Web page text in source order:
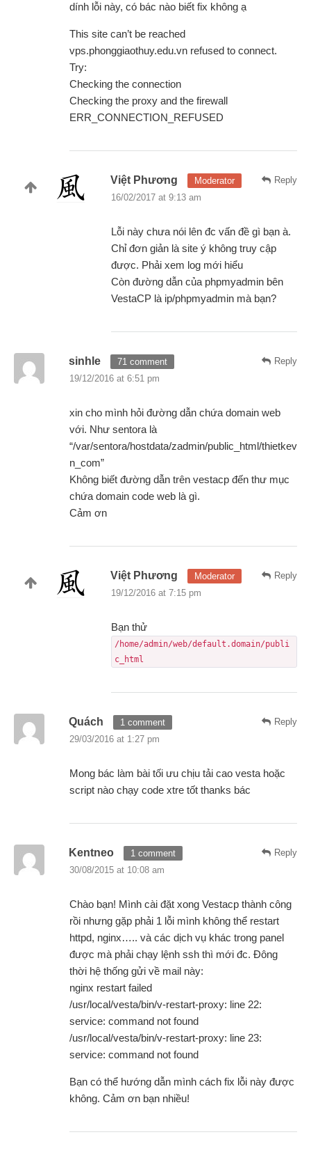
dính lỗi này, có bác nào biết fix không ạ
This site can’t be reached
vps.phonggiaothuy.edu.vn refused to connect.
Try:
Checking the connection
Checking the proxy and the firewall
ERR_CONNECTION_REFUSED
Reply
Việt Phương
Moderator
16/02/2017 at 9:13 am
Lỗi này chưa nói lên đc vấn đề gì bạn à.
Chỉ đơn giản là site ý không truy cập
được. Phải xem log mới hiểu
Còn đường dẫn của phpmyadmin bên
VestaCP là ip/phpmyadmin mà bạn?
Reply
sinhle
71 comment
19/12/2016 at 6:51 pm
xin cho mình hỏi đường dẫn chứa domain web
với. Như sentora là
“/var/sentora/hostdata/zadmin/public_html/thietkev
n_com”
Không biết đường dẫn trên vestacp đến thư mục
chứa domain code web là gì.
Cảm ơn
Reply
Việt Phương
Moderator
19/12/2016 at 7:15 pm
Bạn thử
/home/admin/web/default.domain/publi
c_html
Reply
Quách
1 comment
29/03/2016 at 1:27 pm
Mong bác làm bài tối ưu chịu tải cao vesta hoặc
script nào chạy code xtre tốt thanks bác
Reply
Kentneo
1 comment
30/08/2015 at 10:08 am
Chào bạn! Mình cài đặt xong Vestacp thành công
rồi nhưng gặp phải 1 lỗi mình không thể restart
httpd, nginx….. và các dịch vụ khác trong panel
được mà phải chạy lệnh ssh thì mới đc. Đông
thời hệ thống gửi về mail này:
nginx restart failed
/usr/local/vesta/bin/v-restart-proxy: line 22:
service: command not found
/usr/local/vesta/bin/v-restart-proxy: line 23:
service: command not found
Bạn có thể hướng dẫn mình cách fix lỗi này được
không. Cảm ơn bạn nhiều!